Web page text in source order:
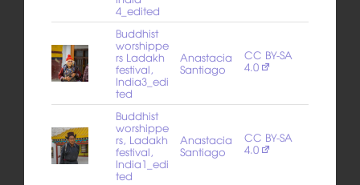
4_edited
Buddhist
worshippe
rs Ladakh
festival,
India3_edi
ted
Anastacia
Santiago
CC BY-SA
4.0
Buddhist
worshippe
rs, Ladakh
festival,
India1_edi
ted
Anastacia
Santiago
CC BY-SA
4.0